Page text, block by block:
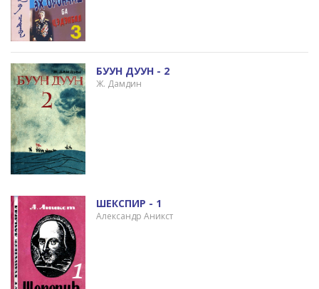
БУУН ДУУН - 2
Ж. Дамдин
ШЕКСПИР - 1
Александр Аникст